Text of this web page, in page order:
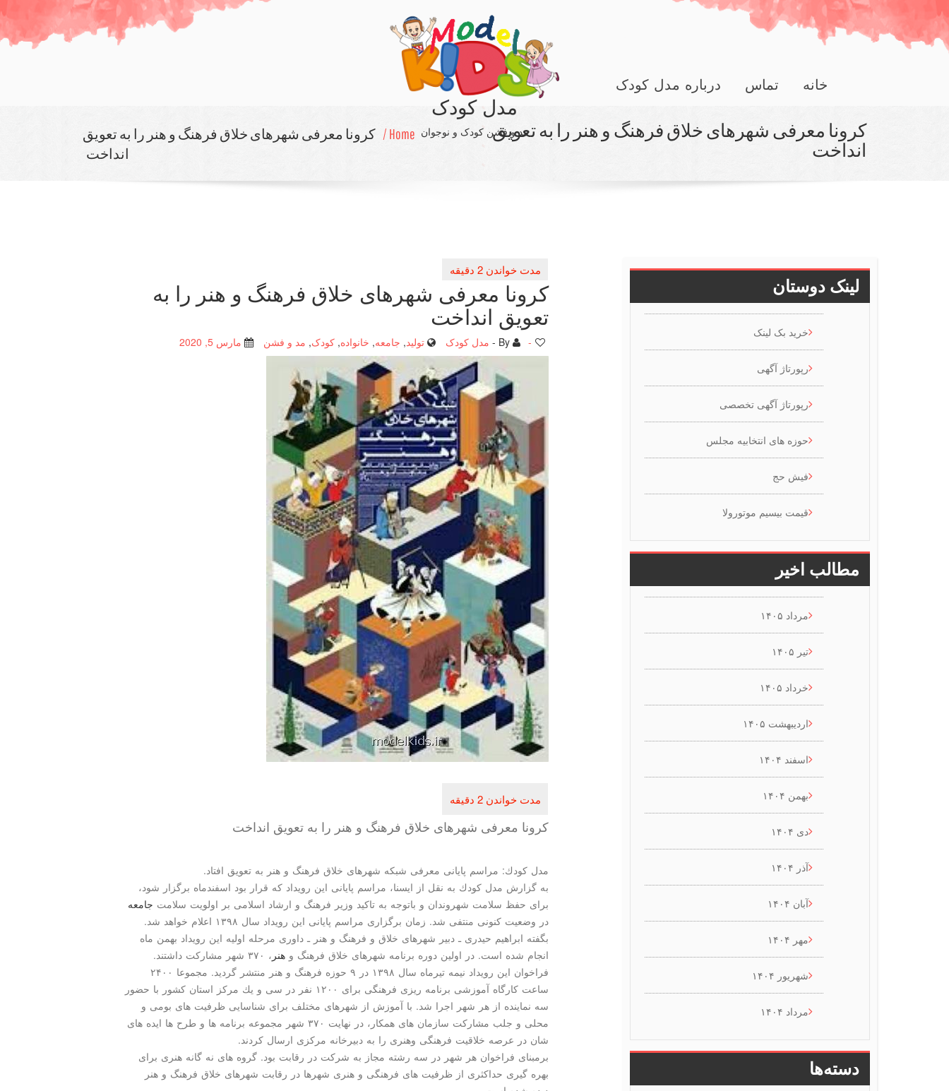
مدل کودک
مد و فشن کودک و نوجوان
خانه تماس درباره مدل کودک
Home /
كرونا معرفی شهرهای خلاق فرهنگ و هنر را به تعویق
انداخت
كرونا معرفی شهرهای خلاق فرهنگ و هنر را به تعویق
انداخت
كرونا معرفی شهرهای خلاق فرهنگ و هنر را به
تعویق انداخت
مدل کودک تولید, جامعه, خانواده, کودک, مد و فشن مارس 5, 2020 -
كرونا معرفی شهرهای خلاق فرهنگ و هنر را به تعویق انداخت
مدل كودك: مراسم پایانی معرفی شبكه شهرهای خلاق فرهنگ و هنر به تعویق افتاد.
به گزارش مدل كودك به نقل از ایسنا، مراسم پایانی این رویداد كه قرار بود اسفندماه برگزار شود،
برای حفظ سلامت شهروندان و باتوجه به تاكید وزیر فرهنگ و ارشاد اسلامی بر اولویت سلامت جامعه
در وضعیت كنونی منتفی شد. زمان برگزاری مراسم پایانی این رویداد سال ۱۳۹۸ اعلام خواهد شد.
بگفته ابراهیم حیدری ـ دبیر شهرهای خلاق و فرهنگ و هنر ـ داوری مرحله اولیه این رویداد بهمن ماه
انجام شده است. در اولین دوره برنامه شهرهای خلاق فرهنگ و هنر ، ۳۷۰ شهر مشاركت داشتند.
فراخوان این رویداد نیمه تیرماه سال ۱۳۹۸ در ۹ حوزه فرهنگ و هنر منتشر گردید. مجموعا ۲۴۰۰
ساعت كارگاه آموزشی برنامه ریزی فرهنگی برای ۱۲۰۰ نفر در سی و یك مركز استان كشور با حضور
سه نماینده از هر شهر اجرا شد. با آموزش از شهرهای مختلف برای شناسایی ظرفیت های بومی و
محلی و جلب مشاركت سازمان های همكار، در نهایت ۳۷۰ شهر مجموعه برنامه ها و طرح ها ایده های
شان در عرصه خلاقیت فرهنگی وهنری را به دبیرخانه مركزی ارسال كردند.
برمبنای فراخوان هر شهر در سه رشته مجاز به شركت در رقابت بود. گروه های نه گانه هنری برای
بهره گیری حداكثری از ظرفیت های فرهنگی و هنری شهرها در رقابت شهرهای خلاق فرهنگ و هنر
لینک دوستان
خرید بک لینک
رپورتاژ آگهی
رپورتاژ آگهی تخصصی
حوزه های انتخابیه مجلس
فیش حج
قیمت بیسیم موتورولا
مطالب اخیر
مرداد ۱۴۰۵
تیر ۱۴۰۵
خرداد ۱۴۰۵
اردیبهشت ۱۴۰۵
اسفند ۱۴۰۴
بهمن ۱۴۰۴
دی ۱۴۰۴
آذر ۱۴۰۴
آبان ۱۴۰۴
مهر ۱۴۰۴
شهریور ۱۴۰۴
مرداد ۱۴۰۴
دسته‌ها